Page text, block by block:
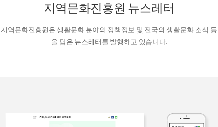
지역문화진흥원 뉴스레터
지역문화진흥원은 생활문화 분야의 정책정보 및 전국의 생활문화 소식 등
을 담은 뉴스레터를 발행하고 있습니다.